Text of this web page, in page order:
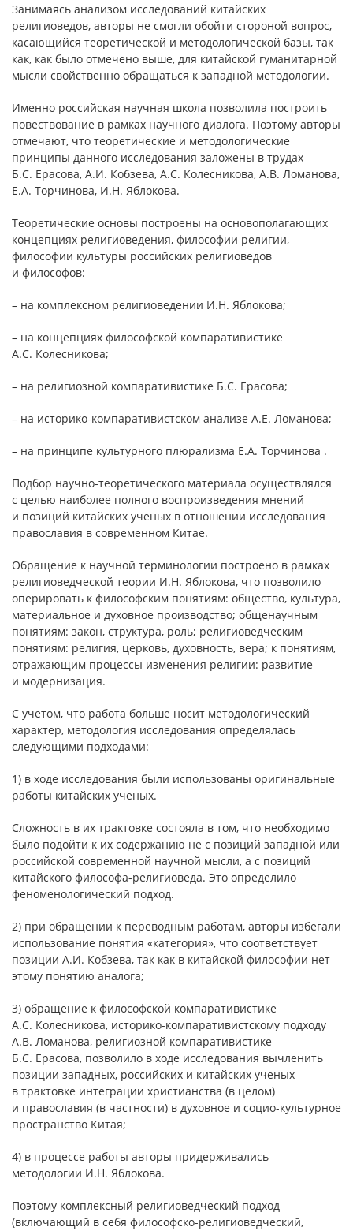
Занимаясь анализом исследований китайских
религиоведов, авторы не смогли обойти стороной вопрос,
касающийся теоретической и методологической базы, так
как, как было отмечено выше, для китайской гуманитарной
мысли свойственно обращаться к западной методологии.
Именно российская научная школа позволила построить
повествование в рамках научного диалога. Поэтому авторы
отмечают, что теоретические и методологические
принципы данного исследования заложены в трудах
Б.С. Ерасова, А.И. Кобзева, А.С. Колесникова, А.В. Ломанова,
Е.А. Торчинова, И.Н. Яблокова.
Теоретические основы построены на основополагающих
концепциях религиоведения, философии религии,
философии культуры российских религиоведов
и философов:
– на комплексном религиоведении И.Н. Яблокова;
– на концепциях философской компаративистике
А.С. Колесникова;
– на религиозной компаративистике Б.С. Ерасова;
– на историко-компаративистском анализе А.Е. Ломанова;
– на принципе культурного плюрализма Е.А. Торчинова .
Подбор научно-теоретического материала осуществлялся
с целью наиболее полного воспроизведения мнений
и позиций китайских ученых в отношении исследования
православия в современном Китае.
Обращение к научной терминологии построено в рамках
религиоведческой теории И.Н. Яблокова, что позволило
оперировать к философским понятиям: общество, культура,
материальное и духовное производство; общенаучным
понятиям: закон, структура, роль; религиоведческим
понятиям: религия, церковь, духовность, вера; к понятиям,
отражающим процессы изменения религии: развитие
и модернизация.
С учетом, что работа больше носит методологический
характер, методология исследования определялась
следующими подходами:
1) в ходе исследования были использованы оригинальные
работы китайских ученых.
Сложность в их трактовке состояла в том, что необходимо
было подойти к их содержанию не с позиций западной или
российской современной научной мысли, а с позиций
китайского философа-религиоведа. Это определило
феноменологический подход.
2) при обращении к переводным работам, авторы избегали
использование понятия «категория», что соответствует
позиции А.И. Кобзева, так как в китайской философии нет
этому понятию аналога;
3) обращение к философской компаративистике
А.С. Колесникова, историко-компаративистскому подходу
А.В. Ломанова, религиозной компаративистике
Б.С. Ерасова, позволило в ходе исследования вычленить
позиции западных, российских и китайских ученых
в трактовке интеграции христианства (в целом)
и православия (в частности) в духовное и социо-культурное
пространство Китая;
4) в процессе работы авторы придерживались
методологии И.Н. Яблокова.
Поэтому комплексный религиоведческий подход
(включающий в себя философско-религиоведческий,